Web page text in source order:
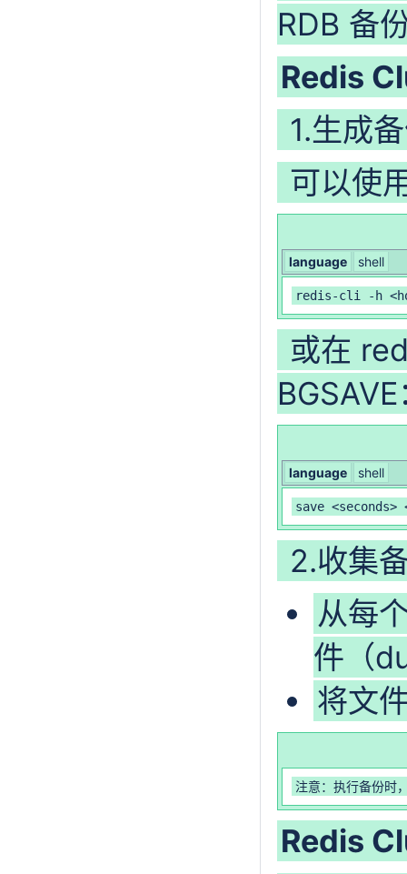
RDB 备
Redis
1.生成
可以使
language shell
redis-cli -h
或在
BGSAVE
language shell
save <seconds>
2.收集
从每
件（
将文
注意：执行备份时
Redis